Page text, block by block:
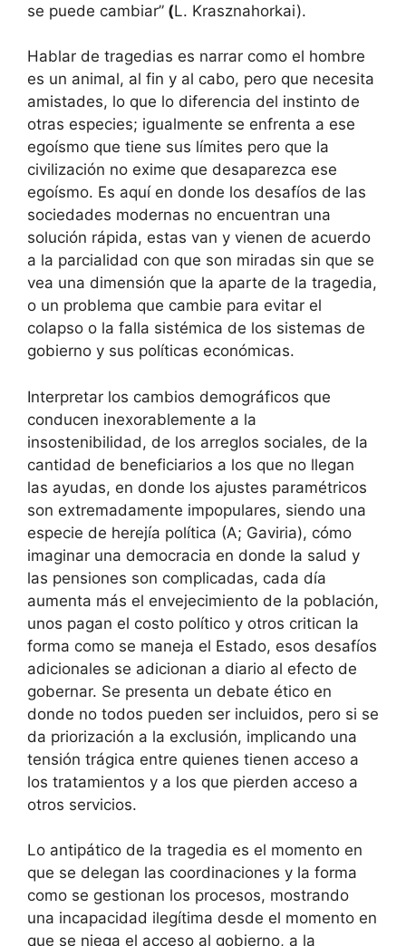
se puede cambiar” (L. Krasznahorkai).
Hablar de tragedias es narrar como el hombre
es un animal, al fin y al cabo, pero que necesita
amistades, lo que lo diferencia del instinto de
otras especies; igualmente se enfrenta a ese
egoísmo que tiene sus límites pero que la
civilización no exime que desaparezca ese
egoísmo. Es aquí en donde los desafíos de las
sociedades modernas no encuentran una
solución rápida, estas van y vienen de acuerdo
a la parcialidad con que son miradas sin que se
vea una dimensión que la aparte de la tragedia,
o un problema que cambie para evitar el
colapso o la falla sistémica de los sistemas de
gobierno y sus políticas económicas.
Interpretar los cambios demográficos que
conducen inexorablemente a la
insostenibilidad, de los arreglos sociales, de la
cantidad de beneficiarios a los que no llegan
las ayudas, en donde los ajustes paramétricos
son extremadamente impopulares, siendo una
especie de herejía política (A; Gaviria), cómo
imaginar una democracia en donde la salud y
las pensiones son complicadas, cada día
aumenta más el envejecimiento de la población,
unos pagan el costo político y otros critican la
forma como se maneja el Estado, esos desafíos
adicionales se adicionan a diario al efecto de
gobernar. Se presenta un debate ético en
donde no todos pueden ser incluidos, pero si se
da priorización a la exclusión, implicando una
tensión trágica entre quienes tienen acceso a
los tratamientos y a los que pierden acceso a
otros servicios.
Lo antipático de la tragedia es el momento en
que se delegan las coordinaciones y la forma
como se gestionan los procesos, mostrando
una incapacidad ilegítima desde el momento en
que se niega el acceso al gobierno, a la